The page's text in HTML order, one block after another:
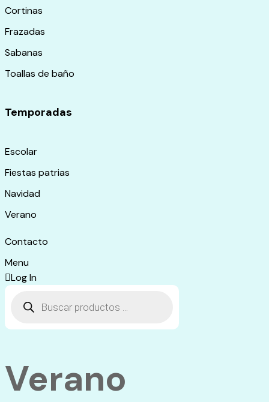
Cortinas
Frazadas
Sabanas
Toallas de baño
Temporadas
Escolar
Fiestas patrias
Navidad
Verano
Contacto
Menu
Log In
productos
Verano